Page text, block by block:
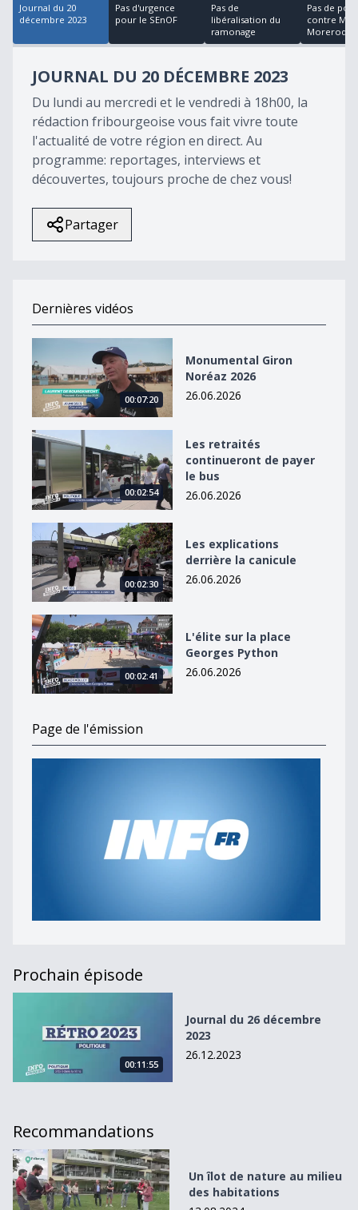
Journal du 20
décembre 2023
Pas d'urgence
pour le SEnOF
Pas de
libéralisation du
ramonage
Pas de
contre Mgr
Morerod
JOURNAL DU 20 DÉCEMBRE 2023
Du lundi au mercredi et le vendredi à 18h00, la
rédaction fribourgeoise vous fait vivre toute
l'actualité de votre région en direct. Au
programme: reportages, interviews et
découvertes, toujours proche de chez vous!
Partager
Dernières vidéos
Monumental Giron Noréaz 2026
00:07:20
Monumental Giron
Noréaz 2026
26.06.2026
Les retraités continueront de payer le bus
00:02:54
Les retraités
continueront de payer
le bus
26.06.2026
Les explications derrière la canicule
00:02:30
Les explications
derrière la canicule
26.06.2026
L&#039;élite sur la place Georges Python
00:02:41
L'élite sur la place
Georges Python
26.06.2026
Page de l'émission
Prochain épisode
00:11:55
Journal du 26 décembre
2023
26.12.2023
Recommandations
Un îlot de nature au milieu des habitations
Un îlot de nature au milieu
des habitations